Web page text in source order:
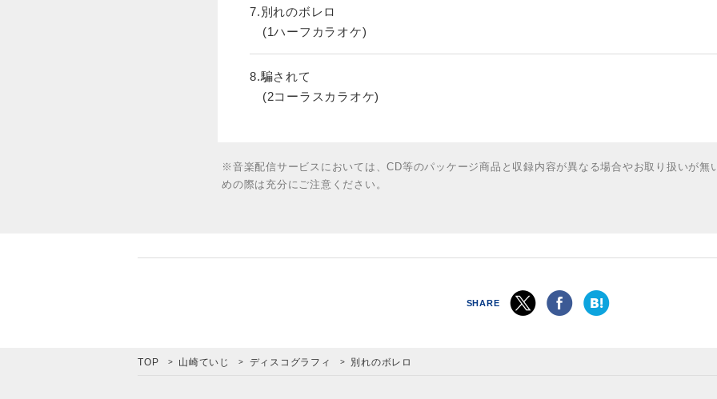
7.別れのボレロ
(1ハーフカラオケ)
8.騙されて
(2コーラスカラオケ)
※音楽配信サービスにおいては、CD等のパッケージ商品と収録内容が異なる場合やお取り扱いが無
めの際は充分にご注意ください。
SHARE
TOP 山崎ていじ ディスコグラフィ 別れのボレロ